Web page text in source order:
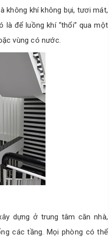
không khí không bụi, tươi mát,
để luồng khí “thổi” qua một
vùng có nước.
dựng ở trung tâm căn nhà,
các tầng. Mọi phòng có thể